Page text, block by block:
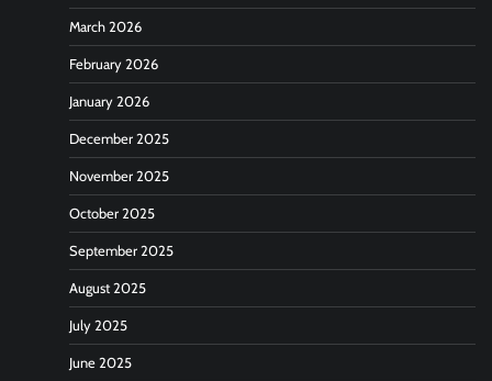
March 2026
February 2026
January 2026
December 2025
November 2025
October 2025
September 2025
August 2025
July 2025
June 2025